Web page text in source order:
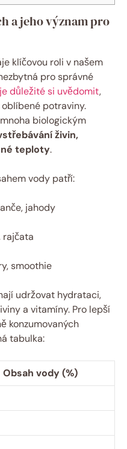
a jeho význam pro
klíčovou roli v našem
pro správné
důležité si uvědomit,
potraviny.
biologickým
živin,
teploty.
vody patří:
jahody
rajčata
smoothie
udržovat hydrataci,
a vitamíny. Pro lepší
konzumovaných
tabulka:
Obsah vody (%)